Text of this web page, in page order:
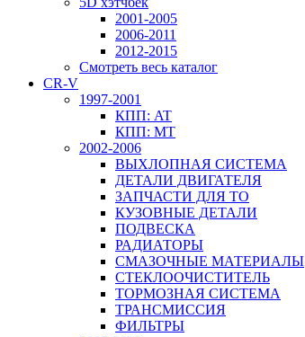
2001-2005
2006-2011
2012-2015
Смотреть весь каталог
CR-V
1997-2001
КПП: AT
КПП: MT
2002-2006
ВЫХЛОПНАЯ СИСТЕМА
ДЕТАЛИ ДВИГАТЕЛЯ
ЗАПЧАСТИ ДЛЯ ТО
КУЗОВНЫЕ ДЕТАЛИ
ПОДВЕСКА
РАДИАТОРЫ
СМАЗОЧНЫЕ МАТЕРИАЛЫ
СТЕКЛООЧИСТИТЕЛЬ
ТОРМОЗНАЯ СИСТЕМА
ТРАНСМИССИЯ
ФИЛЬТРЫ